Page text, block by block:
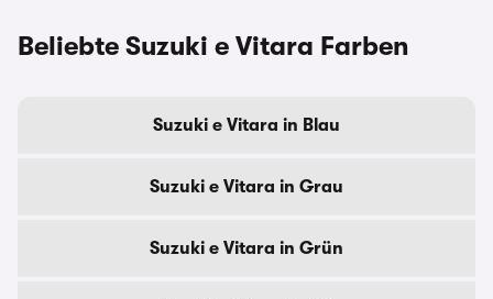
Beliebte Suzuki e Vitara Farben
Suzuki e Vitara in Blau
Suzuki e Vitara in Grau
Suzuki e Vitara in Grün